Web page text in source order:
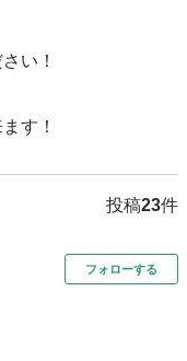
い！
す！
投稿23件
フォローする